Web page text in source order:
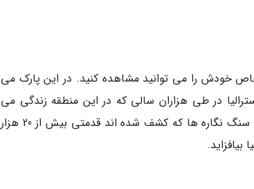
خاص خودش را می توانید مشاهده کنید. در این پارک می
در طی هزاران سالی که در این منطقه زندگی می
کردند و از خود به جای گذاشته اند را مشاهده کنید. هر کدام از این سنگ نگاره ها که کشف شده اند قدمتی بیش از 20 هزار